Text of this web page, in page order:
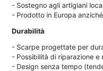
- Sostegno agli artigiani
- Prodotto in Europa
Durabilità
- Scarpe progettate per
- Possibilità di riparazione e
- Design senza tempo